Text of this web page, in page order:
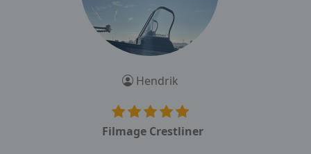
Hendrik
Filmage Crestliner